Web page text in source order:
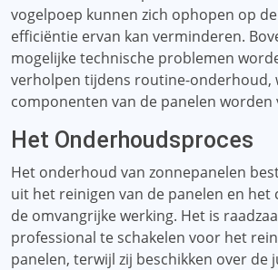
vogelpoep kunnen zich ophopen op
efficiëntie ervan kan verminderen.
mogelijke technische problemen
verholpen tijdens routine-onderhoud,
componenten van de panelen worden
Het Onderhoudsproces
Het onderhoud van zonnepanelen
uit het reinigen van de panelen en het
de omvangrijke werking. Het is
professional te schakelen voor het
panelen, terwijl zij beschikken over de